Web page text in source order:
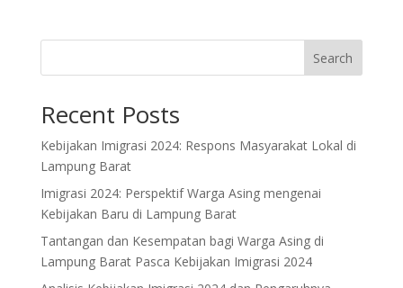
Search
Recent Posts
Kebijakan Imigrasi 2024: Respons Masyarakat Lokal di
Lampung Barat
Imigrasi 2024: Perspektif Warga Asing mengenai
Kebijakan Baru di Lampung Barat
Tantangan dan Kesempatan bagi Warga Asing di
Lampung Barat Pasca Kebijakan Imigrasi 2024